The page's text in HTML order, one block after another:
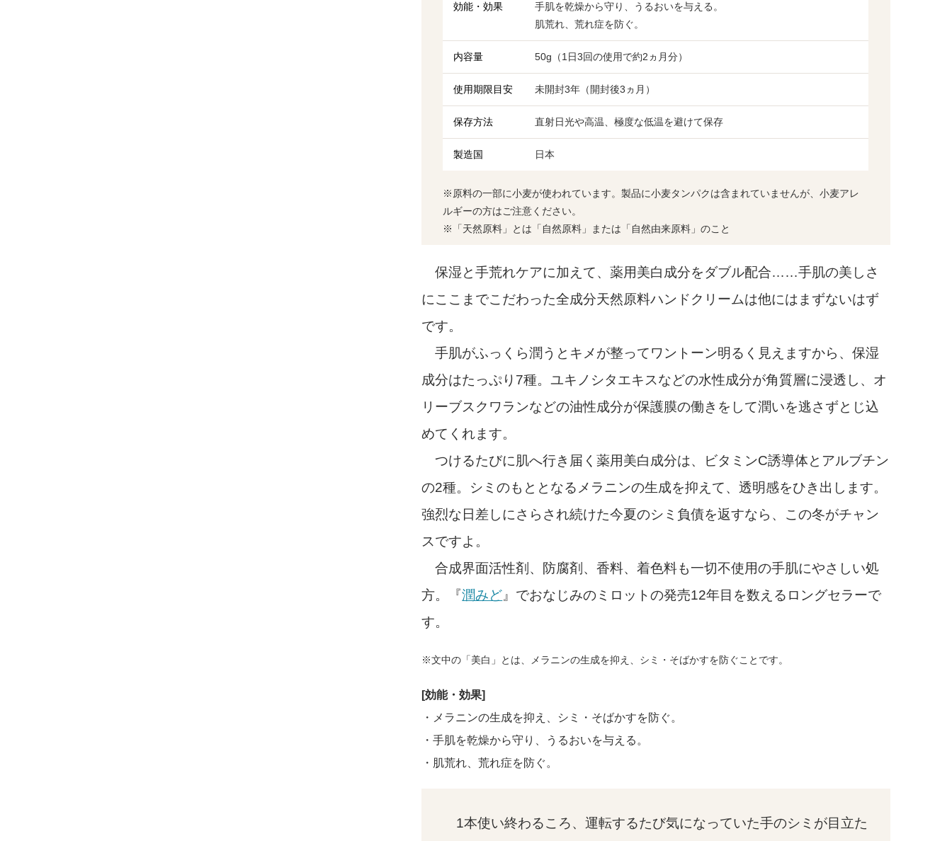
効能・効果
手肌を乾燥から守り、うるおいを与える。
肌荒れ、荒れ症を防ぐ。
内容量 50g（1日3回の使用で約2ヵ月分）
使用期限目安 未開封3年（開封後3ヵ月）
保存方法 直射日光や高温、極度な低温を避けて保存
製造国 日本
※原料の一部に小麦が使われています。製品に小麦タンパクは含まれていませんが、小麦アレ
ルギーの方はご注意ください。
※「天然原料」とは「自然原料」または「自然由来原料」のこと
保湿と手荒れケアに加えて、薬用美白成分をダブル配合……手肌の美しさ
にここまでこだわった全成分天然原料ハンドクリームは他にはまずないはず
です。
手肌がふっくら潤うとキメが整ってワントーン明るく見えますから、保湿
成分はたっぷり7種。ユキノシタエキスなどの水性成分が角質層に浸透し、オ
リーブスクワランなどの油性成分が保護膜の働きをして潤いを逃さずとじ込
めてくれます。
つけるたびに肌へ行き届く薬用美白成分は、ビタミンC誘導体とアルブチン
の2種。シミのもととなるメラニンの生成を抑えて、透明感をひき出します。
強烈な日差しにさらされ続けた今夏のシミ負債を返すなら、この冬がチャン
スですよ。
合成界面活性剤、防腐剤、香料、着色料も一切不使用の手肌にやさしい処
方。『潤みど 』でおなじみのミロットの発売12年目を数えるロングセラーで
す。
※文中の「美白」とは、メラニンの生成を抑え、シミ・そばかすを防ぐことです。
[効能・効果]
・メラニンの生成を抑え、シミ・そばかすを防ぐ。
・手肌を乾燥から守り、うるおいを与える。
・肌荒れ、荒れ症を防ぐ。
1本使い終わるころ、運転するたび気になっていた手のシミが目立た